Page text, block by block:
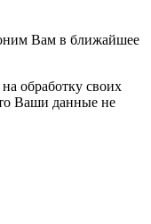
Вам в ближайшее
обработку своих
Ваши данные не